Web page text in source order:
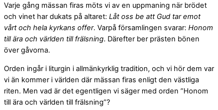
Varje gång mässan firas möts vi av en uppmaning när brödet
och vinet har dukats på altaret: Låt oss be att Gud tar emot
vårt och hela kyrkans offer. Varpå församlingen svarar: Honom
till ära och världen till frälsning. Därefter ber prästen bönen
över gåvorna.
Orden ingår i liturgin i allmänkyrklig tradition, och vi hör dem var
vi än kommer i världen där mässan firas enligt den västliga
riten. Men vad är det egentligen vi säger med orden ”Honom
till ära och världen till frälsning”?